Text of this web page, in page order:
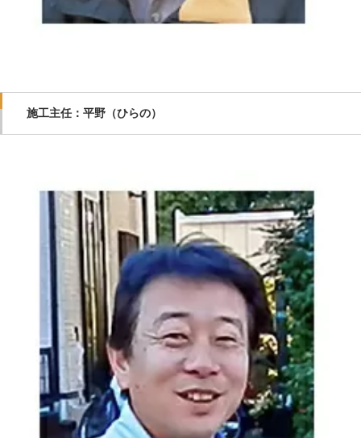
施工主任：平野（ひらの）